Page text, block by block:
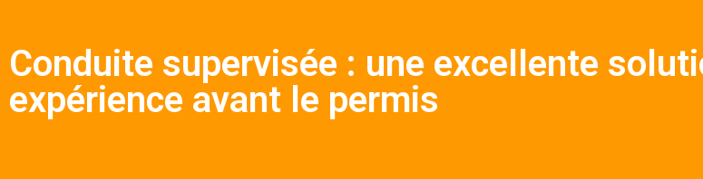
Conduite supervisée : une excellente
expérience avant le permis